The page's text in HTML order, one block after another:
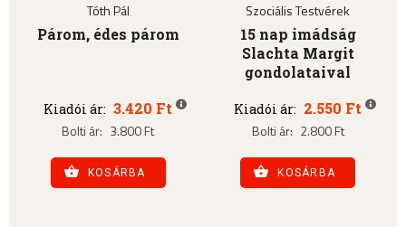
Tóth Pál
Párom, édes párom
Kiadói ár: 3.420 Ft
Bolti ár: 3.800 Ft
KOSÁRBA
Szociális Testvérek
15 nap imádság
Slachta Margit
gondolataival
Kiadói ár: 2.550 Ft
Bolti ár: 2.800 Ft
KOSÁRBA